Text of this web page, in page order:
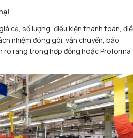
cả, số lượng, điều kiện thanh toán,
nhiệm đóng gói, vận chuyển, bảo
rõ ràng trong hợp đồng hoặc Proforma